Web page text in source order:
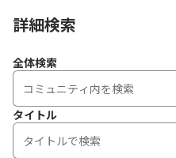
詳細検索
全体検索
タイトル